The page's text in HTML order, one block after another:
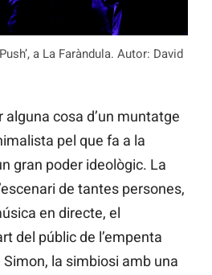
a La Faràndula. Autor: David
alguna cosa d’un muntatge
pel que fa a la
gran poder ideològic. La
de tantes persones,
en directe, el
del públic de l’empenta
la simbiosi amb una